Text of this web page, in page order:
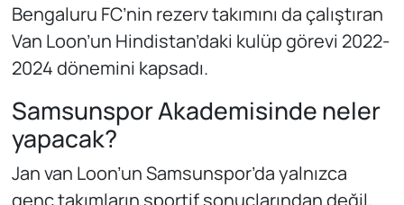
Bengaluru FC’nin rezerv takımını da çalıştıran
Van Loon’un Hindistan’daki kulüp görevi 2022-
2024 dönemini kapsadı.
Samsunspor Akademisinde neler
yapacak?
Jan van Loon’un Samsunspor’da yalnızca